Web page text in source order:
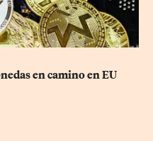
en camino en EU